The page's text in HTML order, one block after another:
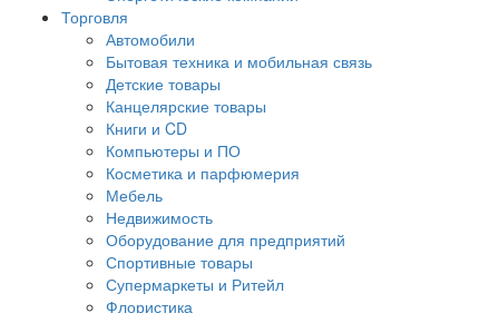
Торговля
Автомобили
Бытовая техника и мобильная связь
Детские товары
Канцелярские товары
Книги и CD
Компьютеры и ПО
Косметика и парфюмерия
Мебель
Недвижимость
Оборудование для предприятий
Спортивные товары
Супермаркеты и Ритейл
Флористика